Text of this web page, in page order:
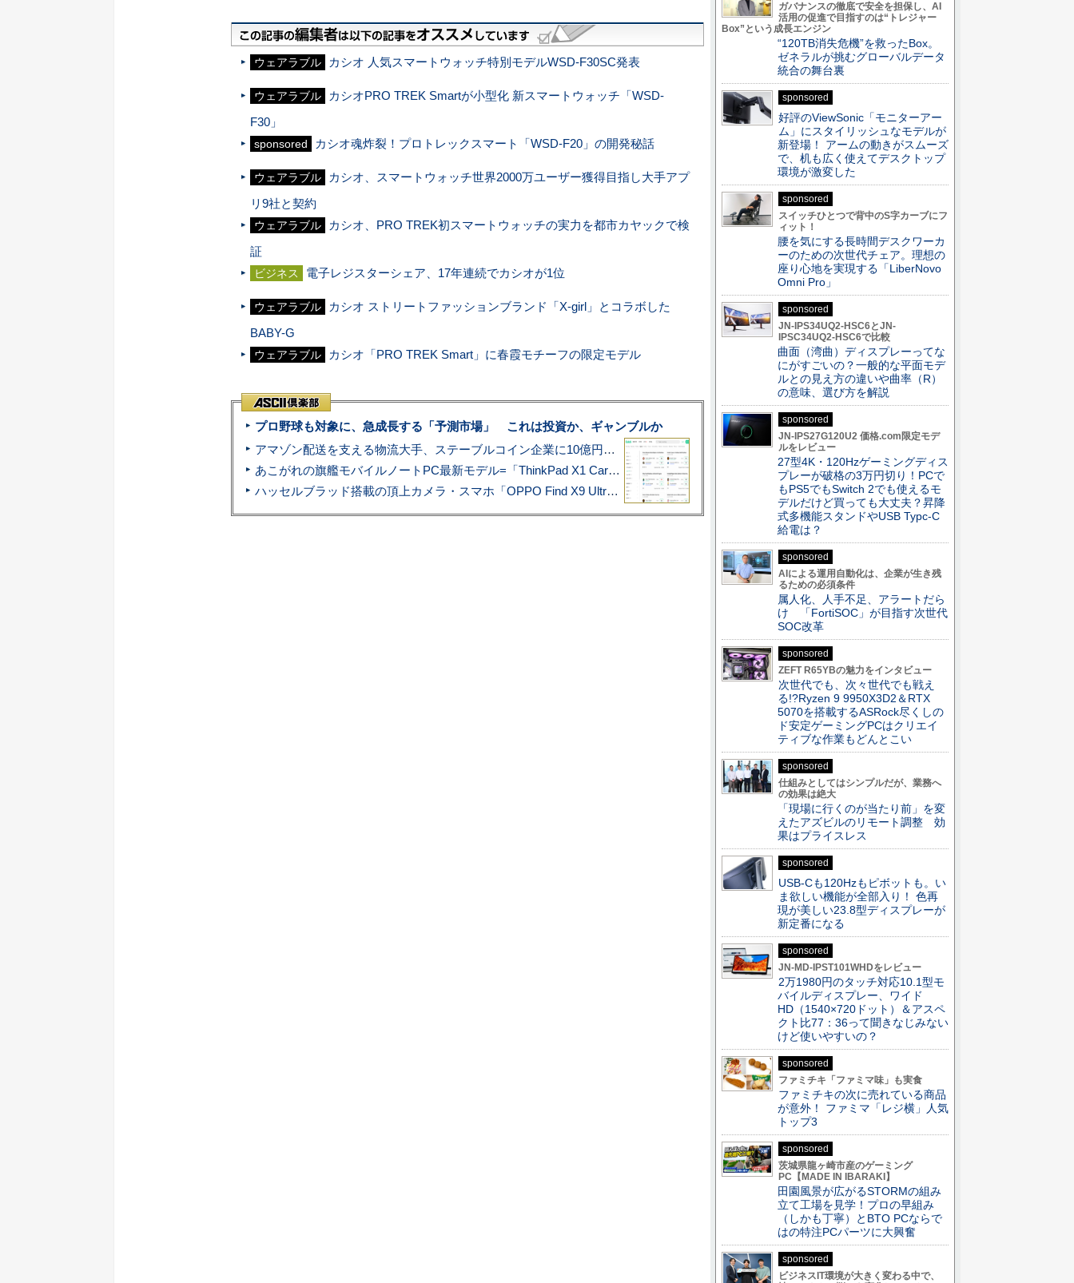
ウェアラブル カシオ 人気スマートウォッチ特別モデルWSD-F30SC発表
ウェアラブル
カシオPRO TREK Smartが小型化 新スマートウォッチ「WSD-
F30」
sponsored カシオ魂炸裂！プロトレックスマート「WSD-F20」の開発秘話
ウェアラブル
カシオ、スマートウォッチ世界2000万ユーザー獲得目指し大手アプ
リ9社と契約
ウェアラブル
カシオ、PRO TREK初スマートウォッチの実力を都市カヤックで検
証
ビジネス 電子レジスターシェア、17年連続でカシオが1位
ウェアラブル
カシオ ストリートファッションブランド「X-girl」とコラボした
BABY-G
ウェアラブル カシオ「PRO TREK Smart」に春霞モチーフの限定モデル
プロ野球も対象に、急成長する「予測市場」 これは投資か、ギャンブルか
アマゾン配送を支える物流大手、ステーブルコイン企業に10億円投資のワケ
あこがれの旗艦モバイルノートPC最新モデル=「ThinkPad X1 Carbon Gen 14 Aura Edition」実機レビュー
ハッセルブラッド搭載の頂上カメラ・スマホ「OPPO Find X9 Ultra」実写レビュー=プロが本気で徹底撮影しました!!
ガバナンスの徹底で安全を担保し、AI
活用の促進で目指すのは“トレジャー
Box”という成長エンジン
“120TB消失危機”を救ったBox。
ゼネラルが挑むグローバルデータ
統合の舞台裏
sponsored
好評のViewSonic「モニターアー
ム」にスタイリッシュなモデルが
新登場！ アームの動きがスムーズ
で、机も広く使えてデスクトップ
環境が激変した
sponsored
スイッチひとつで背中のS字カーブにフ
ィット！
腰を気にする長時間デスクワーカ
ーのための次世代チェア。理想の
座り心地を実現する「LiberNovo
Omni Pro」
sponsored
JN-IPS34UQ2-HSC6とJN-
IPSC34UQ2-HSC6で比較
曲面（湾曲）ディスプレーってな
にがすごいの？一般的な平面モデ
ルとの見え方の違いや曲率（R）
の意味、選び方を解説
sponsored
JN-IPS27G120U2 価格.com限定モデ
ルをレビュー
27型4K・120Hzゲーミングディス
プレーが破格の3万円切り！PCで
もPS5でもSwitch 2でも使えるモ
デルだけど買っても大丈夫？昇降
式多機能スタンドやUSB Typc-C
給電は？
sponsored
AIによる運用自動化は、企業が生き残
るための必須条件
属人化、人手不足、アラートだら
け 「FortiSOC」が目指す次世代
SOC改革
sponsored
ZEFT R65YBの魅力をインタビュー
次世代でも、次々世代でも戦え
る!?Ryzen 9 9950X3D2＆RTX
5070を搭載するASRock尽くしの
ド安定ゲーミングPCはクリエイ
ティブな作業もどんとこい
sponsored
仕組みとしてはシンプルだが、業務へ
の効果は絶大
「現場に行くのが当たり前」を変
えたアズビルのリモート調整 効
果はプライスレス
sponsored
USB-Cも120Hzもピボットも。い
ま欲しい機能が全部入り！ 色再
現が美しい23.8型ディスプレーが
新定番になる
sponsored
JN-MD-IPST101WHDをレビュー
2万1980円のタッチ対応10.1型モ
バイルディスプレー、ワイド
HD（1540×720ドット）＆アスペ
クト比77：36って聞きなじみない
けど使いやすいの？
sponsored
ファミチキ「ファミマ味」も実食
ファミチキの次に売れている商品
が意外！ ファミマ「レジ横」人気
トップ3
sponsored
茨城県龍ヶ崎市産のゲーミング
PC【MADE IN IBARAKI】
田園風景が広がるSTORMの組み
立て工場を見学！プロの早組み
（しかも丁寧）とBTO PCならで
はの特注PCパーツに大興奮
sponsored
ビジネスIT環境が大きく変わる中で、